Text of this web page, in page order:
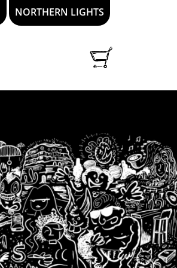
NORTHERN LIGHTS